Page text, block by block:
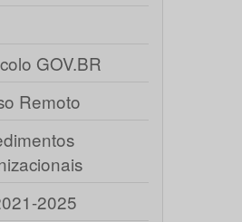
GOV.BR
Remoto
2025